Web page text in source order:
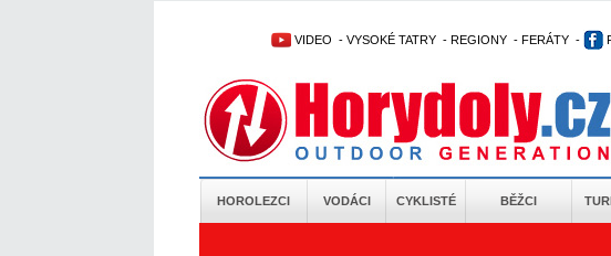
VIDEO - VYSOKÉ TATRY - REGIONY - FERÁTY -
HOROLEZCI VODÁCI CYKLISTÉ BĚŽCI